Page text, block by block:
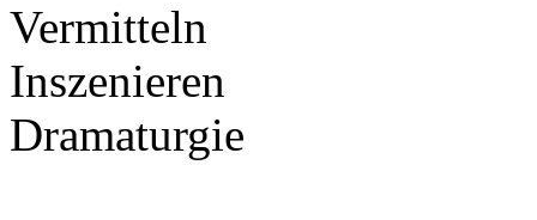
Vermitteln
Inszenieren
Dramaturgie